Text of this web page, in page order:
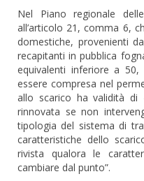
Nel Piano regionale
all’articolo 21, comma 6,
domestiche, provenienti
recapitanti in pubblica
equivalenti inferiore a 50,
essere compresa nel
allo scarico ha validità
rinnovata se non
tipologia del sistema di
caratteristiche dello
rivista qualora le
cambiare dal punto”.